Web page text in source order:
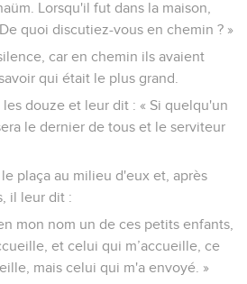
Lorsqu'il fut dans la maison,
quoi discutiez-vous en chemin ? »
car en chemin ils avaient
qui était le plus grand.
douze et leur dit : « Si quelqu'un
le dernier de tous et le serviteur
plaça au milieu d'eux et, après
il leur dit :
mon nom un de ces petits enfants,
et celui qui m’accueille, ce
mais celui qui m'a envoyé. »